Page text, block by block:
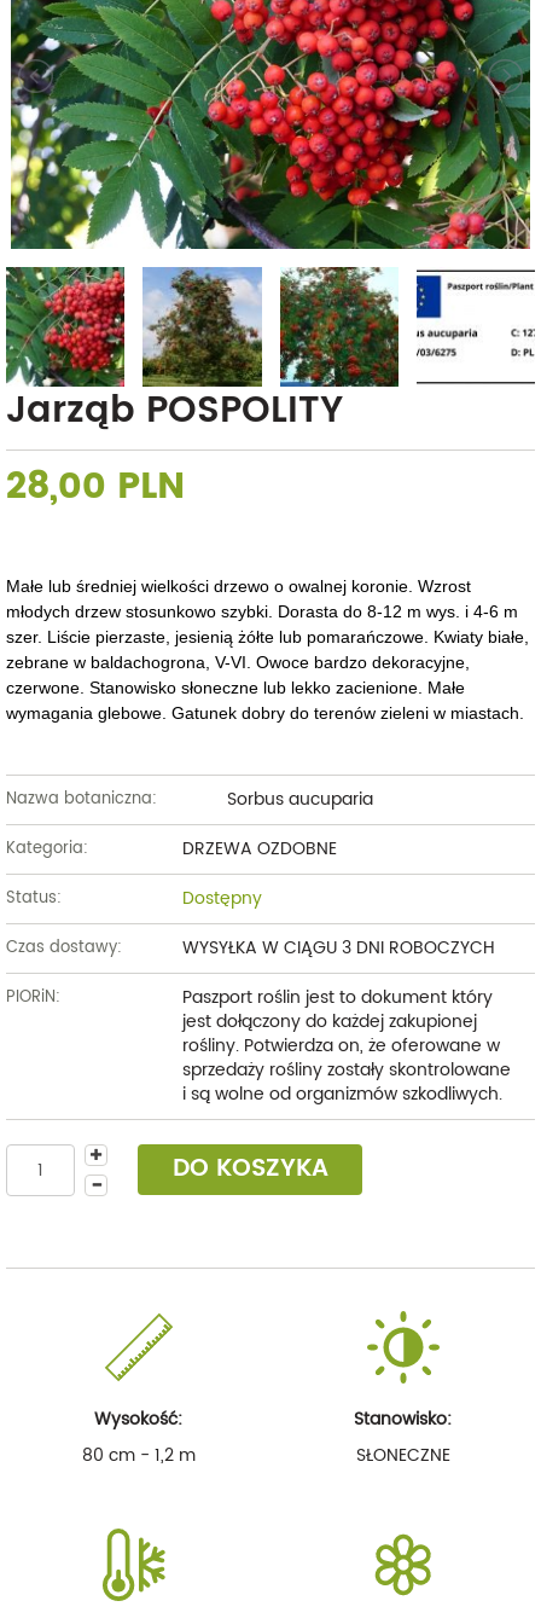
Jarząb POSPOLITY
28,00 PLN
Małe lub średniej wielkości drzewo o owalnej koronie. Wzrost
młodych drzew stosunkowo szybki. Dorasta do 8-12 m wys. i 4-6 m
szer. Liście pierzaste, jesienią żółte lub pomarańczowe. Kwiaty białe,
zebrane w baldachogrona, V-VI. Owoce bardzo dekoracyjne,
czerwone. Stanowisko słoneczne lub lekko zacienione. Małe
wymagania glebowe. Gatunek dobry do terenów zieleni w miastach.
Nazwa botaniczna: Sorbus aucuparia
Kategoria: DRZEWA OZDOBNE
Status: Dostępny
Czas dostawy: WYSYŁKA W CIĄGU 3 DNI ROBOCZYCH
PIORiN:
Paszport roślin jest to dokument który
jest dołączony do każdej zakupionej
rośliny. Potwierdza on, że oferowane w
sprzedaży rośliny zostały skontrolowane
i są wolne od organizmów szkodliwych.
DO KOSZYKA
Wysokość:
80 cm - 1,2 m
Stanowisko:
SŁONECZNE